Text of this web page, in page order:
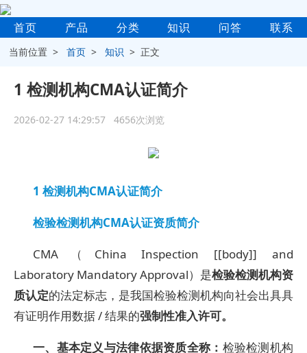
首页 产品 分类 知识 问答 联系
当前位置 >首页 >知识 > 正文
1 检测机构CMA认证简介
2026-02-27 14:29:57 4656次浏览
1 检测机构CMA认证简介
检验检测机构CMA认证资质简介
CMA（China Inspection [[body]] and
Laboratory Mandatory Approval）是检验检测机构资
质认定的法定标志，是我国检验检测机构向社会出具具
有证明作用数据 / 结果的强制性准入许可。
一、基本定义与法律依据资质全称： 检验检测机构